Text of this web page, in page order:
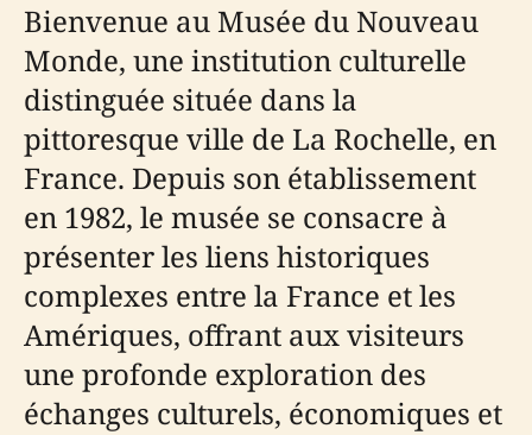
Bienvenue au Musée du Nouveau
Monde, une institution culturelle
distinguée située dans la
pittoresque ville de La Rochelle, en
France. Depuis son établissement
en 1982, le musée se consacre à
présenter les liens historiques
complexes entre la France et les
Amériques, offrant aux visiteurs
une profonde exploration des
échanges culturels, économiques et